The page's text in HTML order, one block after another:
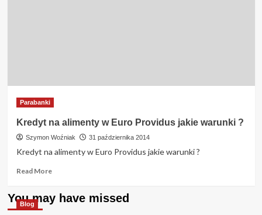
Parabanki
Kredyt na alimenty w Euro Providus jakie warunki ?
Szymon Woźniak 31 października 2014
Kredyt na alimenty w Euro Providus jakie warunki ?
Read MoreRead
about
Kredyt
You may have missed
Blog